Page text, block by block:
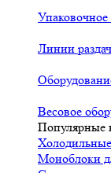
Линии
Весовое
Популярные
Моноблоки